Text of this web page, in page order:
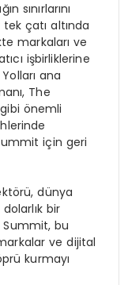
sınırlarını
çatı altında
markaları ve
işbirliklerine
ana
The
önemli
için geri
dünya
bir
Summit, bu
ve dijital
kurmayı